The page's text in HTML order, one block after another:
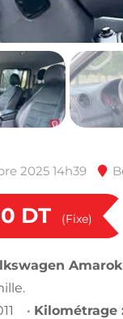
2025 14h39
DT (Fixe)
Amarok
• Kilométrage